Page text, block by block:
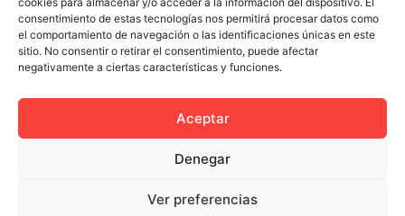
consentimiento de estas tecnologías nos permitirá procesar datos como
el comportamiento de navegación o las identificaciones únicas en este
sitio. No consentir o retirar el consentimiento, puede afectar
negativamente a ciertas características y funciones.
Aceptar
Denegar
Ver preferencias
El pasado miércoles 9 de Abril hicimos la acción de
presentación del colectivo en los estudios y agencias
de Sevilla. El motivo de esta acción, a la que llamamos
#aquíhaymiga, no era otro que el de darnos a conocer
haciéndolo de una manera diferente y creativa, y […]
Política de privacidad Política de cookies (UE)